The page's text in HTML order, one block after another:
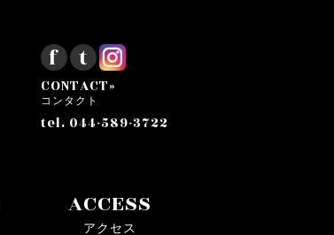
f t
CONTACT»
コンタクト
tel. 044-589-3722
ACCESS
アクセス